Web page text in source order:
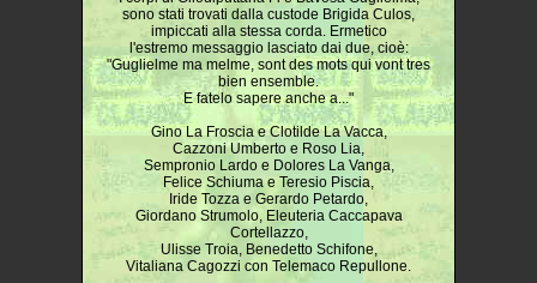
sono stati trovati dalla custode Brigida Culos,
impiccati alla stessa corda. Ermetico
l'estremo messaggio lasciato dai due, cioè:
"Guglielme ma melme, sont des mots qui vont tres
bien ensemble.
E fatelo sapere anche a..."
Gino La Froscia e Clotilde La Vacca,
Cazzoni Umberto e Roso Lia,
Sempronio Lardo e Dolores La Vanga,
Felice Schiuma e Teresio Piscia,
Iride Tozza e Gerardo Petardo,
Giordano Strumolo, Eleuteria Caccapava
Cortellazzo,
Ulisse Troia, Benedetto Schifone,
Vitaliana Cagozzi con Telemaco Repullone.